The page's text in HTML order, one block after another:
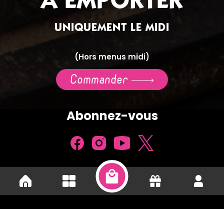
UNIQUEMENT LE MIDI
(Hors menus midi)
Commander
Abonnez-vous